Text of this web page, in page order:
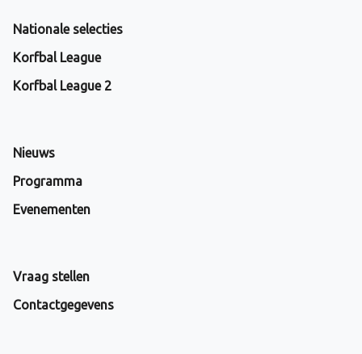
Nationale selecties
Korfbal League
Korfbal League 2
Nieuws
Programma
Evenementen
Vraag stellen
Contactgegevens